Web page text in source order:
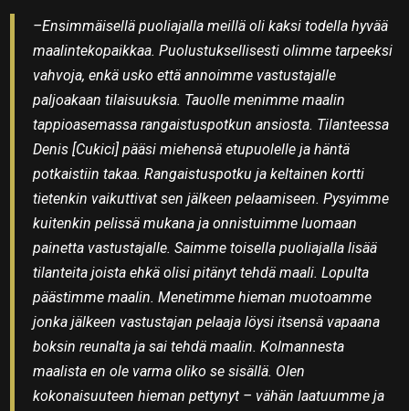
–Ensimmäisellä puoliajalla meillä oli kaksi todella hyvää
maalintekopaikkaa. Puolustuksellisesti olimme tarpeeksi
vahvoja, enkä usko että annoimme vastustajalle
paljoakaan tilaisuuksia. Tauolle menimme maalin
tappioasemassa rangaistuspotkun ansiosta. Tilanteessa
Denis [Cukici] pääsi miehensä etupuolelle ja häntä
potkaistiin takaa. Rangaistuspotku ja keltainen kortti
tietenkin vaikuttivat sen jälkeen pelaamiseen. Pysyimme
kuitenkin pelissä mukana ja onnistuimme luomaan
painetta vastustajalle. Saimme toisella puoliajalla lisää
tilanteita joista ehkä olisi pitänyt tehdä maali. Lopulta
päästimme maalin. Menetimme hieman muotoamme
jonka jälkeen vastustajan pelaaja löysi itsensä vapaana
boksin reunalta ja sai tehdä maalin. Kolmannesta
maalista en ole varma oliko se sisällä. Olen
kokonaisuuteen hieman pettynyt – vähän laatuumme ja